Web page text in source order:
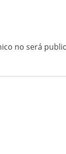
no será